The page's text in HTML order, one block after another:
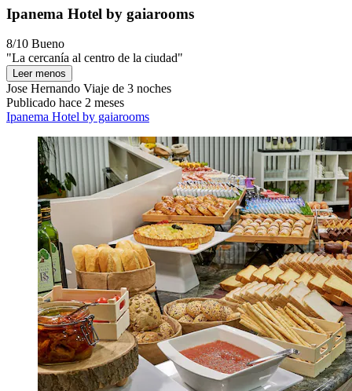
Ipanema Hotel by gaiarooms
8/10 Bueno
"La cercanía al centro de la ciudad"
Leer menos
Jose Hernando Viaje de 3 noches
Publicado hace 2 meses
Ipanema Hotel by gaiarooms